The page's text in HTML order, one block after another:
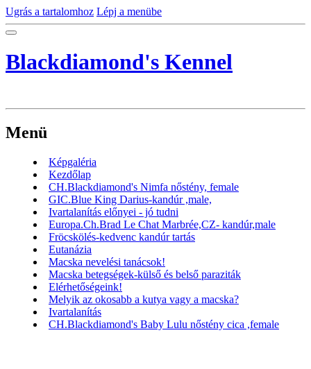
Ugrás a tartalomhoz Lépj a menübe
Blackdiamond's Kennel
Menü
Képgaléria
Kezdőlap
CH.Blackdiamond's Nimfa nőstény, female
GIC.Blue King Darius-kandúr ,male,
Ivartalanítás előnyei - jó tudni
Europa.Ch.Brad Le Chat Marbrée,CZ- kandúr,male
Fröcskölés-kedvenc kandúr tartás
Eutanázia
Macska nevelési tanácsok!
Macska betegségek-külső és belső paraziták
Elérhetőségeink!
Melyik az okosabb a kutya vagy a macska?
Ivartalanítás
CH.Blackdiamond's Baby Lulu nőstény cica ,female